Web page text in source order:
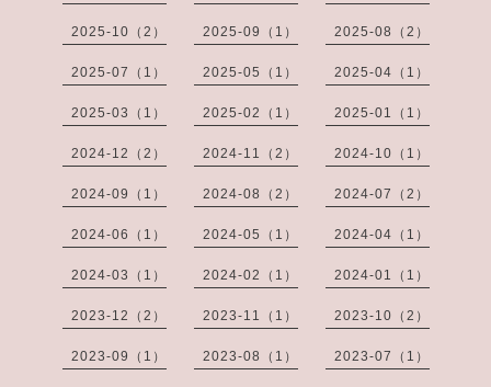
2025-10（2） 2025-09（1） 2025-08（2）
2025-07（1） 2025-05（1） 2025-04（1）
2025-03（1） 2025-02（1） 2025-01（1）
2024-12（2） 2024-11（2） 2024-10（1）
2024-09（1） 2024-08（2） 2024-07（2）
2024-06（1） 2024-05（1） 2024-04（1）
2024-03（1） 2024-02（1） 2024-01（1）
2023-12（2） 2023-11（1） 2023-10（2）
2023-09（1） 2023-08（1） 2023-07（1）